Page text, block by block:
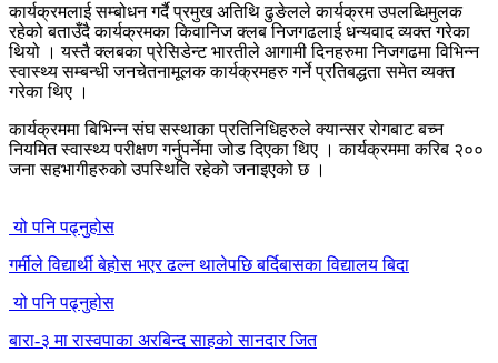
कार्यक्रमलाई सम्बोधन गर्दै प्रमुख अतिथि ढुङेलले कार्यक्रम उपलब्धिमुलक
रहेको बताउँदै कार्यक्रमका किवानिज क्लब निजगढलाई धन्यवाद व्यक्त गरेका
थियो । यस्तै क्लबका प्रेसिडेन्ट भारतीले आगामी दिनहरुमा निजगढमा विभिन्न
स्वास्थ्य सम्बन्धी जनचेतनामूलक कार्यक्रमहरु गर्ने प्रतिबद्धता समेत व्यक्त
गरेका थिए ।
कार्यक्रममा बिभिन्न संघ सस्थाका प्रतिनिधिहरुले क्यान्सर रोगबाट बच्न
नियमित स्वास्थ्य परीक्षण गर्नुपर्नेमा जोड दिएका थिए । कार्यक्रममा करिब २००
जना सहभागीहरुको उपस्थिति रहेको जनाइएको छ ।
यो पनि पढ्नुहोस
गर्मीले विद्यार्थी बेहोस भएर ढल्न थालेपछि बर्दिबासका विद्यालय बिदा
यो पनि पढ्नुहोस
बारा-३ मा रास्वपाका अरबिन्द साहको सानदार जित